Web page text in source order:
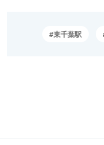
東千葉駅